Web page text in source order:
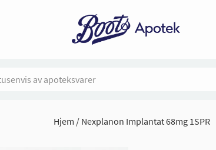
Hjem Nexplanon Implantat 68mg 1SPR